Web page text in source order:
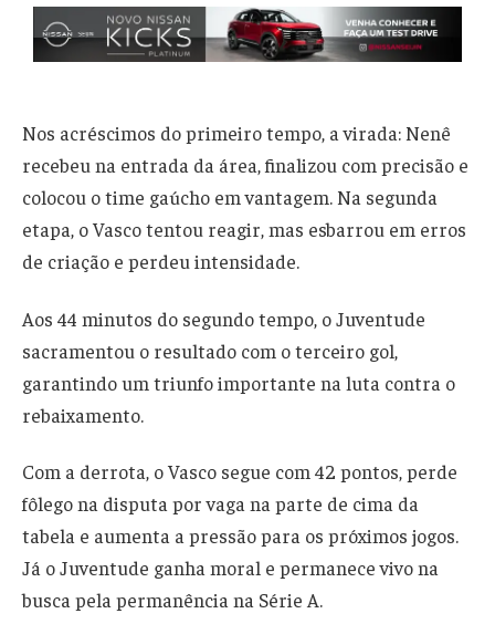
Nos acréscimos do primeiro tempo, a virada: Nenê
recebeu na entrada da área, finalizou com precisão e
colocou o time gaúcho em vantagem. Na segunda
etapa, o Vasco tentou reagir, mas esbarrou em erros
de criação e perdeu intensidade.
Aos 44 minutos do segundo tempo, o Juventude
sacramentou o resultado com o terceiro gol,
garantindo um triunfo importante na luta contra o
rebaixamento.
Com a derrota, o Vasco segue com 42 pontos, perde
fôlego na disputa por vaga na parte de cima da
tabela e aumenta a pressão para os próximos jogos.
Já o Juventude ganha moral e permanece vivo na
busca pela permanência na Série A.